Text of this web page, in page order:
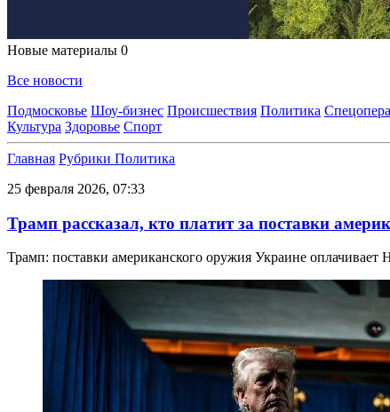
Новые материалы 0
Все новости
Подмосковье Шоу-бизнес Происшествия Политика
Культура Здоровье Спорт
Главная Рубрики Политика
25 февраля 2026, 07:33
Трамп рассказал, кто платит за поставки
Трамп: поставки американского оружия Украине